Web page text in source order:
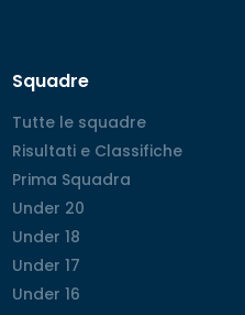
Squadre
Tutte le squadre
Tutte le squadre
Risultati e Classifiche
Risultati e Classifiche
Prima Squadra
Prima Squadra
Under 20
Under 20
Under 18
Under 18
Under 17
Under 17
Under 16
Under 16